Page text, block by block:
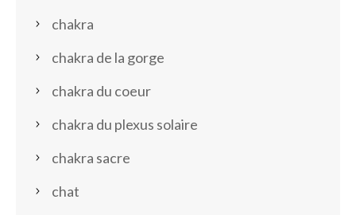
chakra
chakra de la gorge
chakra du coeur
chakra du plexus solaire
chakra sacre
chat